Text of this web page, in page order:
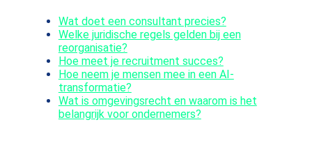
Wat doet een consultant precies?
Welke juridische regels gelden bij een
reorganisatie?
Hoe meet je recruitment succes?
Hoe neem je mensen mee in een AI-
transformatie?
Wat is omgevingsrecht en waarom is het
belangrijk voor ondernemers?